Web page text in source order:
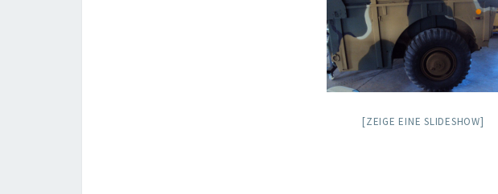
[ZEIGE EINE SLIDESHOW]